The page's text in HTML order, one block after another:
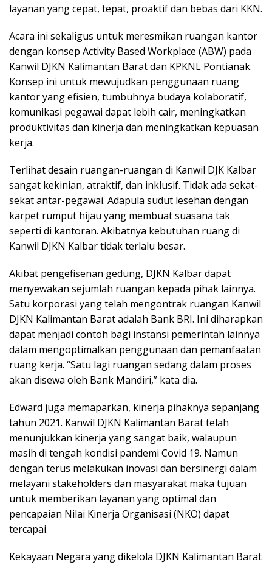
layanan yang cepat, tepat, proaktif dan bebas dari KKN.
Acara ini sekaligus untuk meresmikan ruangan kantor
dengan konsep Activity Based Workplace (ABW) pada
Kanwil DJKN Kalimantan Barat dan KPKNL Pontianak.
Konsep ini untuk mewujudkan penggunaan ruang
kantor yang efisien, tumbuhnya budaya kolaboratif,
komunikasi pegawai dapat lebih cair, meningkatkan
produktivitas dan kinerja dan meningkatkan kepuasan
kerja.
Terlihat desain ruangan-ruangan di Kanwil DJK Kalbar
sangat kekinian, atraktif, dan inklusif. Tidak ada sekat-
sekat antar-pegawai. Adapula sudut lesehan dengan
karpet rumput hijau yang membuat suasana tak
seperti di kantoran. Akibatnya kebutuhan ruang di
Kanwil DJKN Kalbar tidak terlalu besar.
Akibat pengefisenan gedung, DJKN Kalbar dapat
menyewakan sejumlah ruangan kepada pihak lainnya.
Satu korporasi yang telah mengontrak ruangan Kanwil
DJKN Kalimantan Barat adalah Bank BRI. Ini diharapkan
dapat menjadi contoh bagi instansi pemerintah lainnya
dalam mengoptimalkan penggunaan dan pemanfaatan
ruang kerja. “Satu lagi ruangan sedang dalam proses
akan disewa oleh Bank Mandiri,” kata dia.
Edward juga memaparkan, kinerja pihaknya sepanjang
tahun 2021. Kanwil DJKN Kalimantan Barat telah
menunjukkan kinerja yang sangat baik, walaupun
masih di tengah kondisi pandemi Covid 19. Namun
dengan terus melakukan inovasi dan bersinergi dalam
melayani stakeholders dan masyarakat maka tujuan
untuk memberikan layanan yang optimal dan
pencapaian Nilai Kinerja Organisasi (NKO) dapat
tercapai.
Kekayaan Negara yang dikelola DJKN Kalimantan Barat